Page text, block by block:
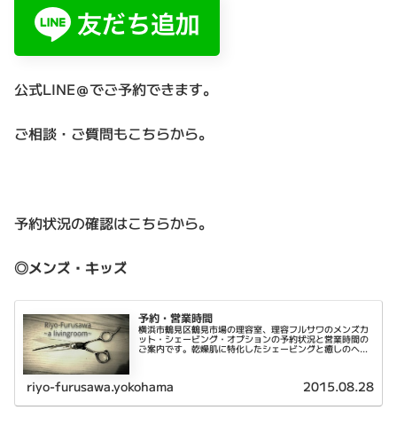
公式LINE＠でご予約できます。
ご相談・ご質問もこちらから。
予約状況の確認はこちらから。
◎メンズ・キッズ
予約・営業時間
横浜市鶴見区鶴見市場の理容室、理容フルサワのメンズカ
ット・シェービング・オプションの予約状況と営業時間の
ご案内です。乾燥肌に特化したシェービングと癒しのヘッ
riyo-furusawa.yokohama 2015.08.28